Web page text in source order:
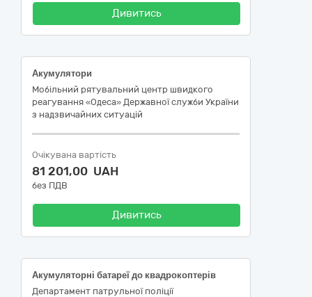
Дивитись
Акумулятори
Мобільний рятувальний центр швидкого
реагування «Одеса» Державної служби України
з надзвичайних ситуацій
Очікувана вартість
81 201,00 UAH
без ПДВ
Дивитись
Акумуляторні батареї до квадрокоптерів
Департамент патрульної поліції